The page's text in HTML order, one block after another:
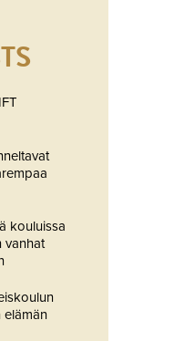
kouluissa
vanhat
elämän